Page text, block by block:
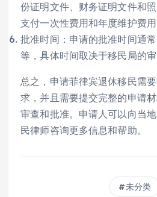
份证明文件、财务证明文件和
支付一次性费用和年度维护费用
批准时间：申请的批准时间通
等，具体时间取决于移民局的审
总之，申请菲律宾退休移民需
求，并且需要提交完整的申请
审查和批准。申请人可以向当
民律师咨询更多信息和帮助。
未分类